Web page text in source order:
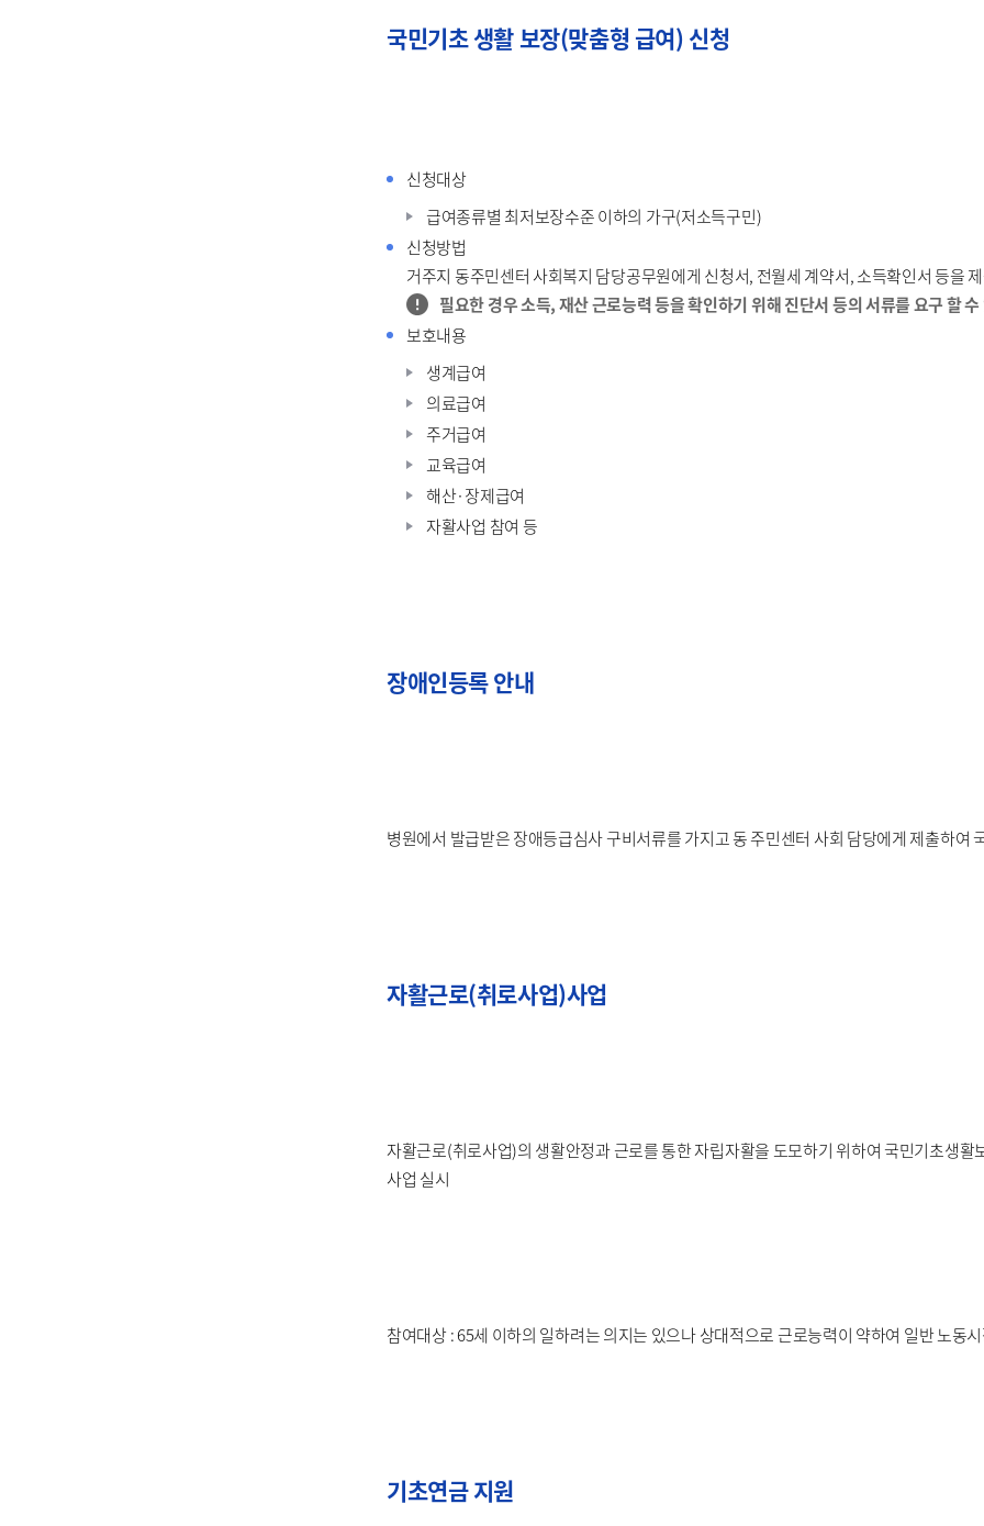
국민기초 생활 보장(맞춤형 급여) 신청
신청대상
급여종류별 최저보장수준 이하의 가구(저소득구민)
신청방법
거주지 동주민센터 사회복지 담당공무원에게 신청서, 전월세 계약서, 소득확인서 등을
필요한 경우 소득, 재산 근로능력 등을 확인하기 위해 진단서 등의 서류를 요구 할
보호내용
생계급여
의료급여
주거급여
교육급여
해산·장제급여
자활사업 참여 등
장애인등록 안내
병원에서 발급받은 장애등급심사 구비서류를 가지고 동 주민센터 사회 담당에게 제출하여
자활근로(취로사업)사업
자활근로(취로사업)의 생활안정과 근로를 통한 자립자활을 도모하기 위하여 국민기초생
사업 실시
참여대상 : 65세 이하의 일하려는 의지는 있으나 상대적으로 근로능력이 약하여 일반 노동
기초연금 지원